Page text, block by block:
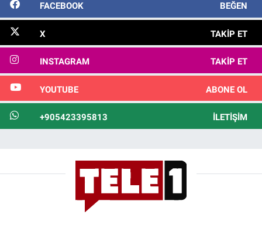
FACEBOOK BEĞEN
X TAKIP ET
INSTAGRAM TAKIP ET
YOUTUBE ABONE OL
+905423395813 İLETIŞIM